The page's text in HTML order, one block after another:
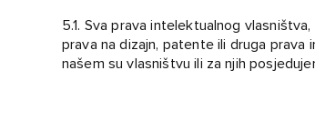
5.1. Sva prava intelektualnog
prava na dizajn, patente ili druga
našem su vlasništvu ili za njih